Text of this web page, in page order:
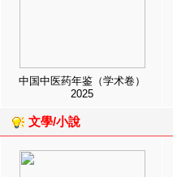
中国中医药年鉴（学术卷）
2025
文學/小說